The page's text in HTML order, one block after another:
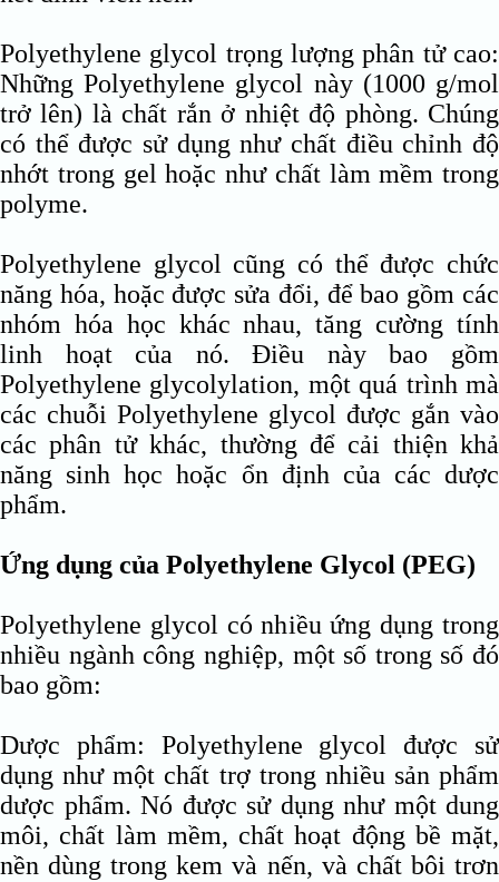
Polyethylene glycol trọng lượng phân tử cao:
Những Polyethylene glycol này (1000 g/mol
trở lên) là chất rắn ở nhiệt độ phòng. Chúng
có thể được sử dụng như chất điều chỉnh độ
nhớt trong gel hoặc như chất làm mềm trong
polyme.
Polyethylene glycol cũng có thể được chức
năng hóa, hoặc được sửa đổi, để bao gồm các
nhóm hóa học khác nhau, tăng cường tính
linh hoạt của nó. Điều này bao gồm
Polyethylene glycolylation, một quá trình mà
các chuỗi Polyethylene glycol được gắn vào
các phân tử khác, thường để cải thiện khả
năng sinh học hoặc ổn định của các dược
phẩm.
Ứng dụng của Polyethylene Glycol (PEG)
Polyethylene glycol có nhiều ứng dụng trong
nhiều ngành công nghiệp, một số trong số đó
bao gồm:
Dược phẩm: Polyethylene glycol được sử
dụng như một chất trợ trong nhiều sản phẩm
dược phẩm. Nó được sử dụng như một dung
môi, chất làm mềm, chất hoạt động bề mặt,
nền dùng trong kem và nến, và chất bôi trơn